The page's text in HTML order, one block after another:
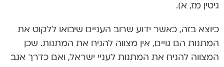
גיטין מז, א).
כיוצא בזה, כאשר ידוע שרוב העניים שיבואו ללקוט את
המתנות הם גויים, אין מצווה להניח את המתנות. שכן
המצווה להניח את המתנות לעניי ישראל, ואם כדרך אגב